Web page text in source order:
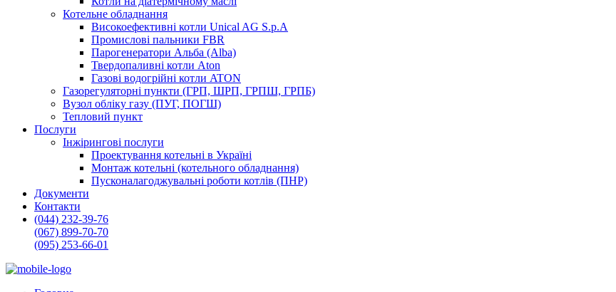
Котельне обладнання
Високоефективні котли Unical AG S.p.A
Промислові пальники FBR
Парогенератори Альба (Alba)
Твердопаливні котли Aton
Газові водогрійні котли ATON
Газорегуляторні пункти (ГРП, ШРП, ГРПШ, ГРПБ)
Вузол обліку газу (ПУГ, ПОГШ)
Тепловий пункт
Послуги
Інжірингові послуги
Проектування котельні в Україні
Монтаж котельні (котельного обладнання)
Пусконалагоджувальні роботи котлів (ПНР)
Документи
Контакти
(044) 232-39-76
(067) 899-70-70
(095) 253-66-01